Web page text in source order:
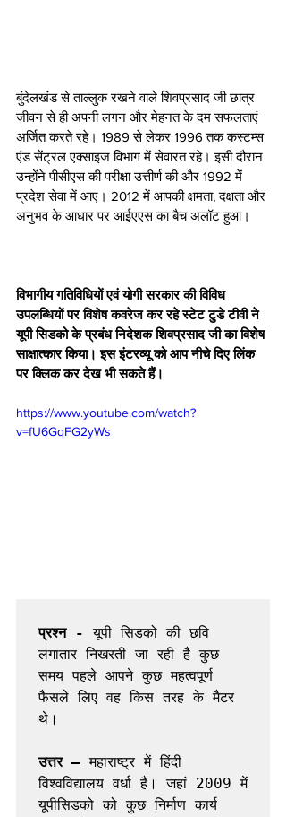
बुंदेलखंड से ताल्लुक रखने वाले शिवप्रसाद जी छात्र
जीवन से ही अपनी लगन और मेहनत के दम सफलताएं
अर्जित करते रहे। 1989 से लेकर 1996 तक कस्टम्स
एंड सेंट्रल एक्साइज विभाग में सेवारत रहे। इसी दौरान
उन्होंने पीसीएस की परीक्षा उत्तीर्ण की और 1992 में
प्रदेश सेवा में आए। 2012 में आपकी क्षमता, दक्षता और
अनुभव के आधार पर आईएएस का बैच अलॉट हुआ।
विभागीय गतिविधियों एवं योगी सरकार की विविध
उपलब्धियों पर विशेष कवरेज कर रहे स्टेट टुडे टीवी ने
यूपी सिडको के प्रबंध निदेशक शिवप्रसाद जी का विशेष
साक्षात्कार किया। इस इंटरव्यू को आप नीचे दिए लिंक
पर क्लिक कर देख भी सकते हैं।
https://www.youtube.com/watch?
v=fU6GqFG2yWs
प्रश्न - यूपी सिडको की छवि
लगातार निखरती जा रही है कुछ
समय पहले आपने कुछ महत्वपूर्ण
फैसले लिए वह किस तरह के मैटर
थे।
उत्तर – महाराष्ट्र में हिंदी
विश्वविद्यालय वर्धा है। जहां 2009 में
यूपीसिडको को कुछ निर्माण कार्य